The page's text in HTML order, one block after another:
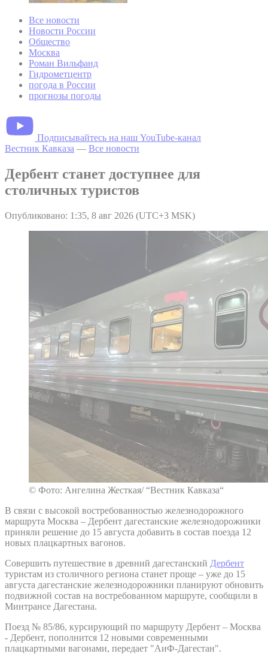
Все новости
Новости России
Общество
Москва
Роман Вильфанд
Гидрометцентр
погода в России
прогнозы погоды
Подписывайтесь на наш YouTube-канал
Вестник Кавказа — Все новости
Дербент станет доступнее для
столичных туристов
Опубликовано: 1:35, 8 авг 2026 (UTC+3 MSK)
© Фото: Ангелина Жесткая/ “Вестник Кавказа“
В связи с высокой востребованностью железнодорожного
маршрута Москва – Дербент дагестанские железнодорожники
приняли решение до 15 августа добавить в состав поезда 12
новых плацкартных вагонов.
Совершить путешествие в древний дагестанский Дербент
туристам из столичного региона станет проще – уже до 15
августа дагестанские железнодорожники планируют обновить
подвижной состав на востребованном маршруте, сообщили в
Минтрансе Дагестана.
Поезд № 85/86, курсирующий по маршруту Дербент – Москва
- Дербент, пополнится 12 новыми современными
плацкартными вагонами, передает "АиФ-Дагестан".